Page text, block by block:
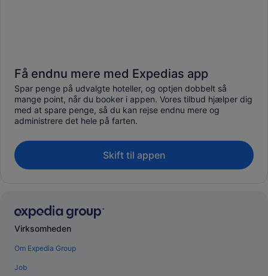
Få endnu mere med Expedias app
Spar penge på udvalgte hoteller, og optjen dobbelt så
mange point, når du booker i appen. Vores tilbud hjælper dig
med at spare penge, så du kan rejse endnu mere og
administrere det hele på farten.
Skift til appen
Virksomheden
Om Expedia Group
Job